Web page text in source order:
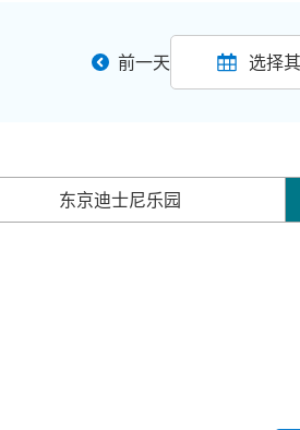
前一天 选择
东京迪士尼乐园